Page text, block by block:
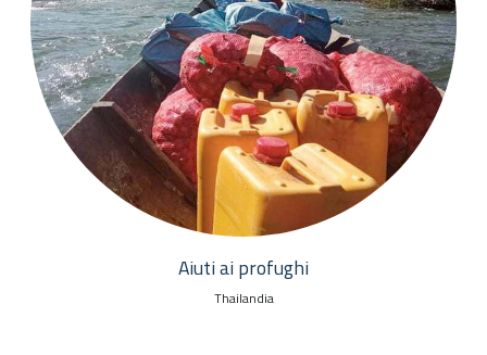
Aiuti ai profughi
Thailandia